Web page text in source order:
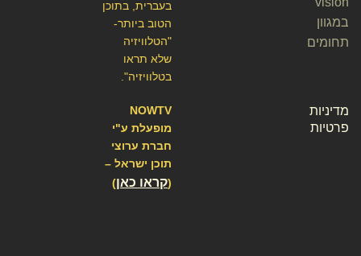
בעברית, בתוכן
הטוב ביותר-
"הטלוויזיה
שלא תראו
בטלוויזיה".
NOWTV
מופעלת ע"י
חברת ערוצי
תוכן ישראל –
קראו כאן)
במגוון
תחומים
מדיניות
פרטיות